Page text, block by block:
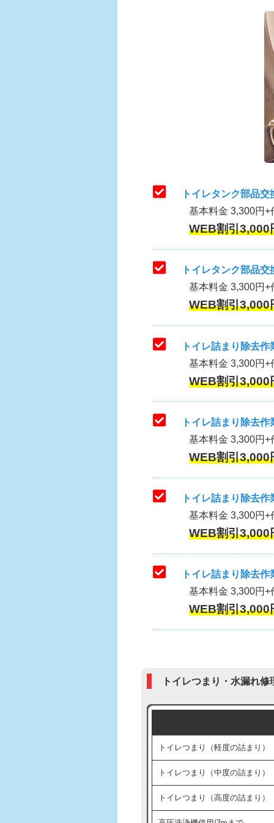
トイレタンク部品
基本料金 3,300円
WEB割引
トイレタンク部品
基本料金 3,300円+
WEB割引
トイレ詰まり除去作
基本料金 3,300円+
WEB割引
トイレ詰まり除去
基本料金 3,300円+
WEB割引
トイレ詰まり除去
基本料金 3,300円+
WEB割引
トイレ詰まり除去
基本料金 3,300円+
WEB割引
トイレつまり・水漏れ
トイレつまり（軽度の詰まり）
トイレつまり（中度の詰まり）
トイレつまり（高度の詰まり）